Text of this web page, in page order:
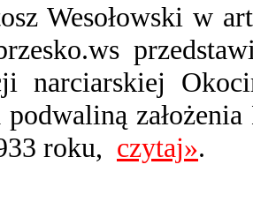
Wesołowski w
narciarskiej
podwaliną
roku, czytaj».